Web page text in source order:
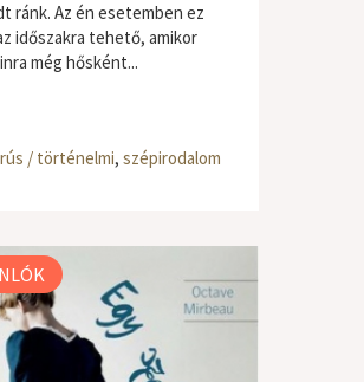
ránk. Az én esetemben ez
időszakra tehető, amikor
még hősként...
/ történelmi, szépirodalom